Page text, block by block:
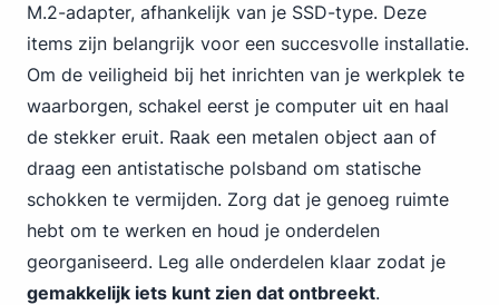
M.2-adapter, afhankelijk van je SSD-type. Deze
items zijn belangrijk voor een succesvolle installatie.
Om de veiligheid bij het inrichten van je werkplek te
waarborgen, schakel eerst je computer uit en haal
de stekker eruit. Raak een metalen object aan of
draag een antistatische polsband om statische
schokken te vermijden. Zorg dat je genoeg ruimte
hebt om te werken en houd je onderdelen
georganiseerd. Leg alle onderdelen klaar zodat je
gemakkelijk iets kunt zien dat ontbreekt.